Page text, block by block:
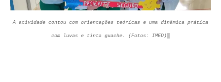
A atividade contou com orientações teóricas e uma dinâmica prática
com luvas e tinta guache. (Fotos: IMED)